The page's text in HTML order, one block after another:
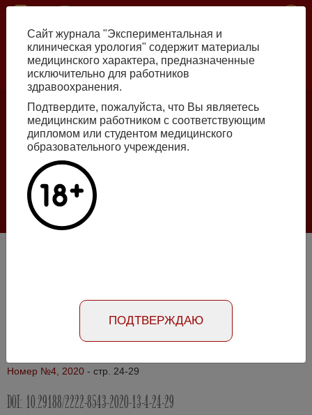
Перейти
основному
содержанию
Номер №2, 2026
Галлюцинации больших языковых моделей
в клинической урологии
почек при мышечно-инвазивном раке мочевого пузыря
Номер №4, 2020 - стр. 24-29
Абстракт на русском языке
DOI: 10.29188/2222-8543-2020-13-4-24-29
Сайт журнала "Экспериментальная и
клиническая урология" содержит материалы
медицинского характера, предназначенные
исключительно для работников
здравоохранения.
Подтвердите, пожалуйста, что Вы являетесь
медицинским работником с соответствующим
дипломом или студентом медицинского
образовательного учреждения.
ПОДТВЕРЖДАЮ